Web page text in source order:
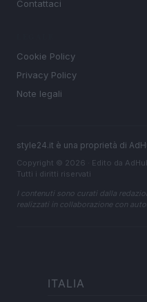
Contattaci
Cookie Policy
Privacy Policy
Note legali
style24.it è una proprietà di
Copyright © 2026 · Edito da
Tutti i diritti riservati
I contenuti sono curati dalla
realizzati in collaborazione con
ITALIA